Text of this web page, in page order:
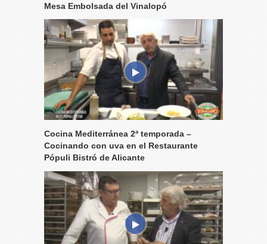
Mesa Embolsada del Vinalopó
Cocina Mediterránea 2ª temporada –
Cocinando con uva en el Restaurante
Pópuli Bistró de Alicante